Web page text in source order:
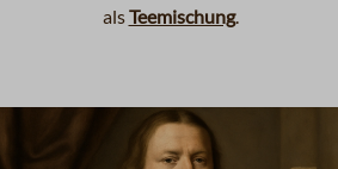
alsTeemischung.